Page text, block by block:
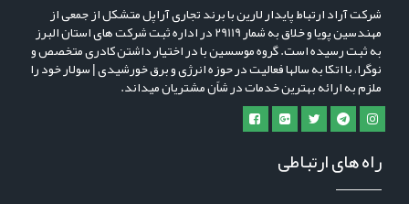
شرکت آراد ارتباط پایدار لارین با برند تجاری آراپل متشکل از جمعی از
مهندسین پویا و خلاق به شمار 29119 در اداره ثبت شرکت های استان البرز
به ثبت رسیده است. گروه موسسین با در اختیار داشتن کادری متخصص و
نوگرا، با اتکا به سالها فعالیت در حوزه انرژی و برق خورشیدی | سولار خود را
ملزم به ارائه بهترین خدمات در شاًن مشتریان میداند.
راه های ارتباطی